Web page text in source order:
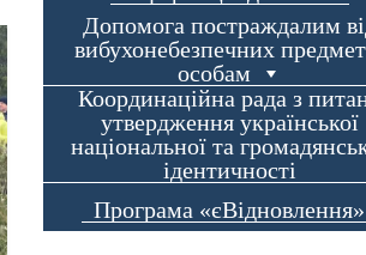
Допомога постраждалим
вибухонебезпечних
особам
Координаційна рада з
утвердження української
національної та
ідентичності
Програма «єВідновлення»